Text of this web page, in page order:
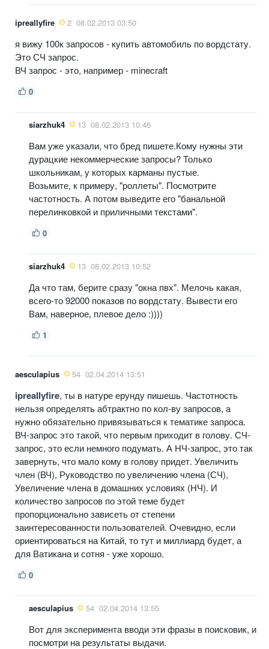
ipreallyfire 2 08.02.2013 03:50
я вижу 100к запросов - купить автомобиль по вордстату.
Это СЧ запрос.
ВЧ запрос - это, например - minecraft
0
siarzhuk4 13 08.02.2013 10:46
Вам уже указали, что бред пишете.Кому нужны эти
дурацкие некоммерческие запросы? Только
школьникам, у которых карманы пустые.
Возьмите, к примеру, "роллеты". Посмотрите
частотность. А потом выведите его "банальной
перелинковкой и приличными текстами".
0
siarzhuk4 13 08.02.2013 10:52
Да что там, берите сразу "окна пвх". Мелочь какая,
всего-то 92000 показов по вордстату. Вывести его
Вам, наверное, плевое дело :))))
1
aesculapius 54 02.04.2014 13:51
ipreallyfire, ты в натуре ерунду пишешь. Частотность
нельзя определять абтрактно по кол-ву запросов, а
нужно обязательно привязываться к тематике запроса.
ВЧ-запрос это такой, что первым приходит в голову. СЧ-
запрос, это если немного подумать. А НЧ-запрос, это так
завернуть, что мало кому в голову придет. Увеличить
член (ВЧ), Руководство по увеличению члена (СЧ),
Увеличение члена в домашних условиях (НЧ). И
количество запросов по этой теме будет
пропорционально зависеть от степени
заинтересованности пользователей. Очевидно, если
ориентироваться на Китай, то тут и миллиард будет, а
для Ватикана и сотня - уже хорошо.
0
aesculapius 54 02.04.2014 13:55
Вот для эксперимента вводи эти фразы в поисковик, и
посмотри на результаты выдачи.